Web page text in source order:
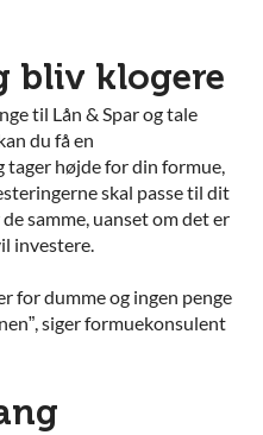
bliv klogere
til Lån & Spar og tale
du få en
tager højde for din formue,
skal passe til dit
samme, uanset om det er
investere.
for dumme og ingen penge
siger formuekonsulent